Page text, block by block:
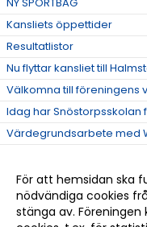
Kansliets öppettider
Resultatlistor
Nu flyttar kansliet till
Välkomna till föreningens
Idag har Snöstorpsskolan
Värdegrundsarbete med
Tack till alla ledare!
Ge bort något fint i julklapp
Välkomna att titta på
För att hemsidan ska
nödvändiga cookies
stänga av. Föreningen